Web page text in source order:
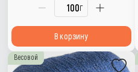
г
В корзину
Весовой